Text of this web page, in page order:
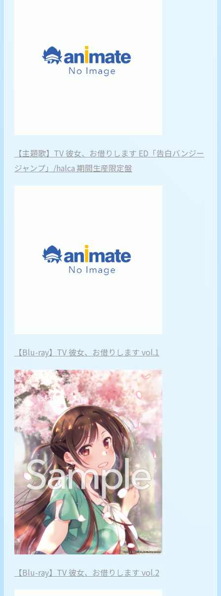
【主題歌】TV 彼女、お借りします ED「告白バンジー
ジャンプ」/halca 期間生産限定盤
【Blu-ray】TV 彼女、お借りします vol.1
【Blu-ray】TV 彼女、お借りします vol.2